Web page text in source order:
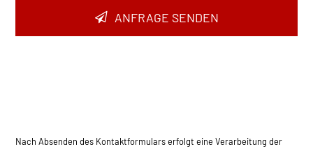
ANFRAGE SENDEN
Nach Absenden des Kontaktformulars erfolgt eine Verarbeitung der